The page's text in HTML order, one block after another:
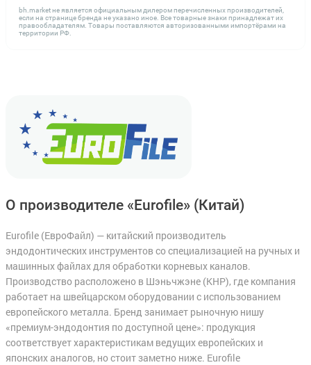
bh.market не является официальным дилером перечисленных производителей,
если на странице бренда не указано иное. Все товарные знаки принадлежат их
правообладателям. Товары поставляются авторизованными импортёрами на
территории РФ.
О производителе «Eurofile» (Китай)
Eurofile (ЕвроФайл) — китайский производитель
эндодонтических инструментов со специализацией на ручных и
машинных файлах для обработки корневых каналов.
Производство расположено в Шэньчжэне (КНР), где компания
работает на швейцарском оборудовании с использованием
европейского металла. Бренд занимает рыночную нишу
«премиум-эндодонтия по доступной цене»: продукция
соответствует характеристикам ведущих европейских и
японских аналогов, но стоит заметно ниже. Eurofile